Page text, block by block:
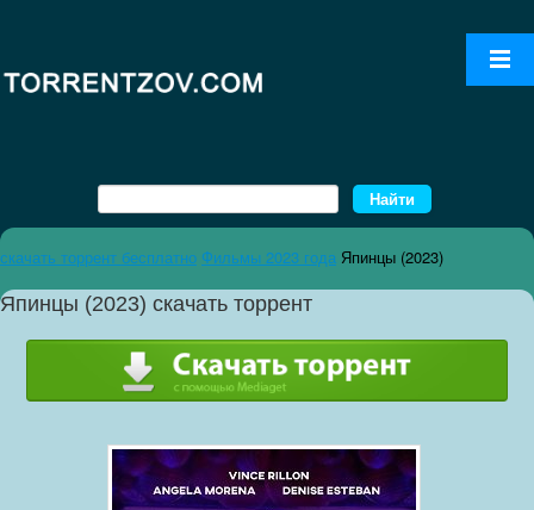
скачать торрент бесплатно Фильмы 2023 года Япинцы (2023)
Япинцы (2023) скачать торрент